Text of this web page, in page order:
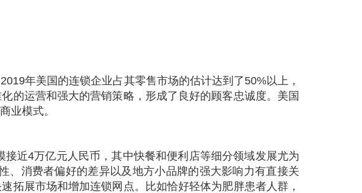
年美国的连锁企业占其零售市场的估计达到了50%以上，
的运营和强大的营销策略，形成了良好的顾客忠诚度。美国
业模式。
近4万亿元人民币，其中快餐和便利店等细分领域发展尤为
、消费者偏好的差异以及地方小品牌的强大影响力有直接关
拓展市场和增加连锁网点。比如恰好轻体为肥胖患者人群，